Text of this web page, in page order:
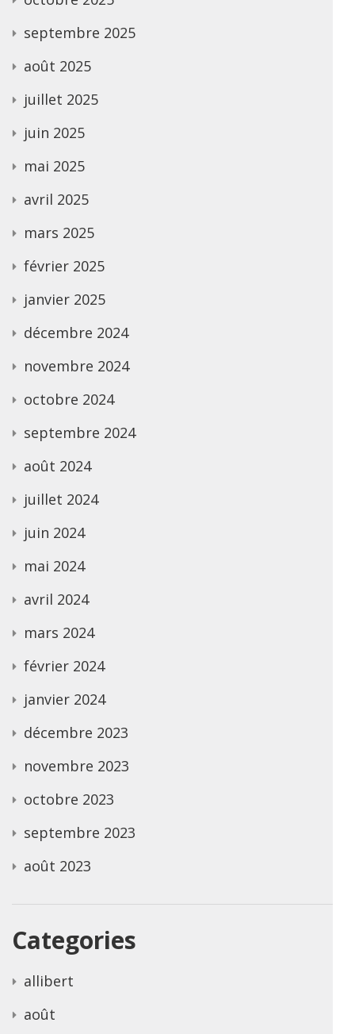
septembre 2025
août 2025
juillet 2025
juin 2025
mai 2025
avril 2025
mars 2025
février 2025
janvier 2025
décembre 2024
novembre 2024
octobre 2024
septembre 2024
août 2024
juillet 2024
juin 2024
mai 2024
avril 2024
mars 2024
février 2024
janvier 2024
décembre 2023
novembre 2023
octobre 2023
septembre 2023
août 2023
Categories
allibert
août